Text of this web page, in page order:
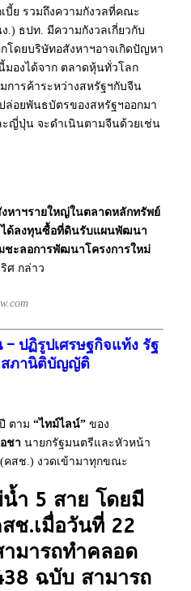
บี้ย รวมถึงความกังวลที่คณะ
.) ธปท. มีความกังวลเกี่ยวกับ
โดยบริษัทอสังหาฯอาจเกิดปัญหา
มองได้จาก ตลาดหุ้นทั่วโลก
การค้าระหว่างสหรัฐฯกับจีน
ล่อยพันธบัตรของสหรัฐฯออกมา
ญี่ปุ่น จะดำเนินตามจีนด้วยเช่น
หาฯรายใหญ่ในตลาดหลักทรัพย์
ได้ลงทุนซื้อที่ดินรับแผนพัฒนา
ชะลอการพัฒนาโครงการใหม่
ศ กล่าว
ปฏิรูปเศรษฐกิจแท้ง รัฐ
สภานิติบัญญัติ
ตาม “ไทม์ไลน์” ของ
ชา นายกรัฐมนตรีและหัวหน้า
สช.) งวดเข้ามาทุกขณะ
ำ 5 สาย โดยมี
ช.เมื่อวันที่ 22
มารถทำคลอด
ฉบับ สามารถ